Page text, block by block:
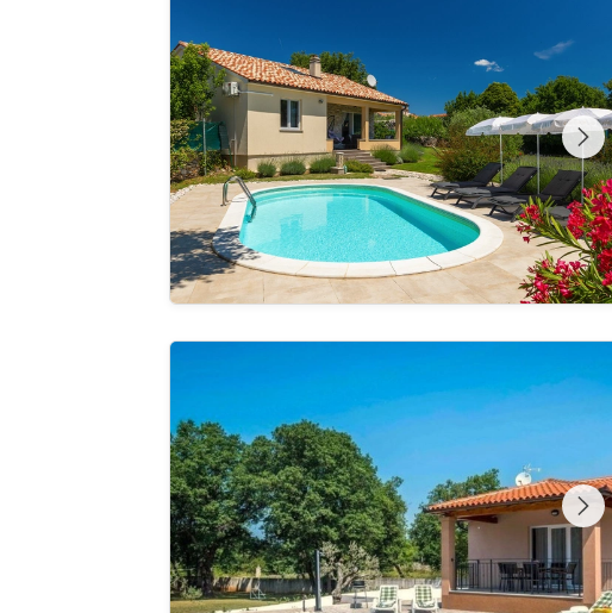
Pregledajte
cijelu galeriju na
Pregledajte
cijelu galeriju na